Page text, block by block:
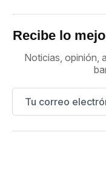
Recibe lo
Noticias, opinión,